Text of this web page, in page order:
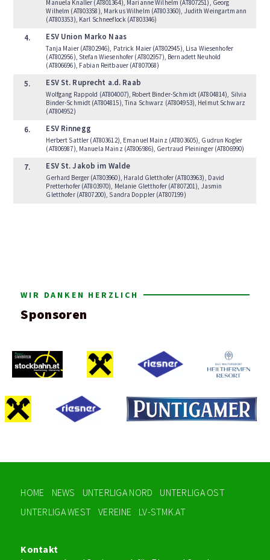
Manuela Knaller (AT801364), Marianne Wilhelm (AT807251), Georg
Wilhelm (AT803358), Markus Wilhelm (AT803360), Judith Weingartmann
(AT803353), Karl Schneeflock (AT803346)
4. ESV Union Marko Naas
Tanja Maier (AT802946), Patrick Maier (AT802945), Lisa Wiesenhofer
(AT802956), Stefan Wiesenhofer (AT802957), Bernadett Neuhold
(AT806696), Fabian Reitbauer (AT807068)
5. ESV St. Ruprecht a.d. Raab
Wolfgang Rappold (AT804007), Robert Binder-Schmidt (AT804814), Silvia
Binder-Schmidt (AT804815), Tina Schwarz (AT804953), Helmut Schwarz
(AT804952)
6. ESV Rinnegg
Herbert Sattler (AT803612), Emanuel Mainz (AT803605), Gudrun Kogler
(AT806987), Manuela Mainz (AT806986), Gertraud Pleininger (AT806990)
7. ESV St. Jakob im Walde
Gerhard Berger (AT803960), Harald Gletthofer (AT803963), David
Pretterhofer (AT803970), Melanie Gletthofer (AT807201), Jasmin
Gletthofer (AT807200), Sandra Doppler (AT807199)
WIR DANKEN HERZLICH
Sponsoren
HOME NEWS UNTERLIGA NORD
UNTERLIGA OST
UNTERLIGA WEST
VEREINE LV-STMK.AT
Kontakt